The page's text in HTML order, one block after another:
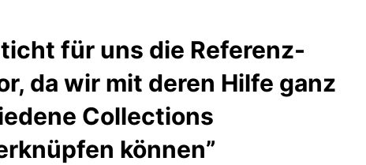
für uns die Referenz-
da wir mit deren Hilfe ganz
Collections
können”